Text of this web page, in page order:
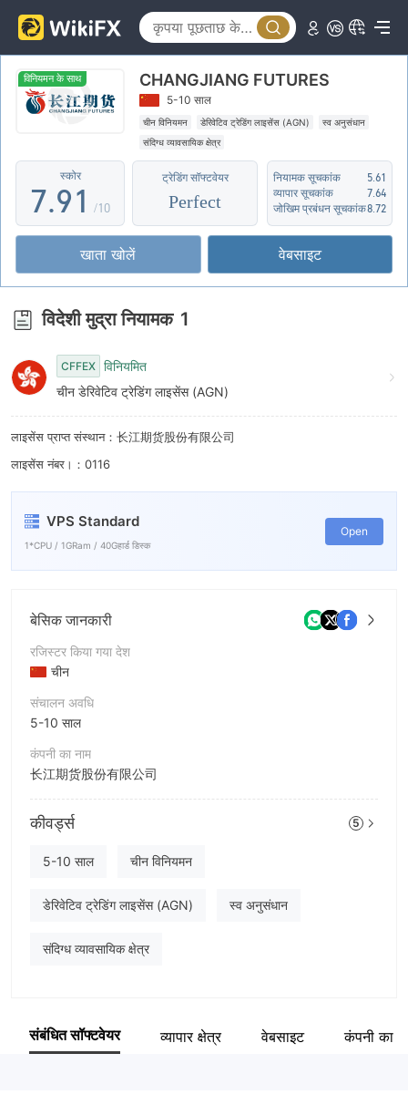
विनियमन के साथ CHANGJIANG FUTURES
5-10 साल
चीन विनियमन डेरिवेटिव ट्रेडिंग लाइसेंस (AGN)
स्व अनुसंधान
संदिग्ध व्यावसायिक क्षेत्र
स्कोर
2
3
4
6
7
8
9
.
4
5
6
8
9
0
1
2
3
4
5
6
7
8
9
/10
ट्रेडिंग सॉफ्टवेयर
Perfect
नियामक सूचकांक
5.61
व्यापार सूचकांक
7.64
जोखिम प्रबंधन सूचकांक8.72
खाता खोलें वेबसाइट
विदेशी मुद्रा नियामक 1
CFFEX विनियमित
चीन डेरिवेटिव ट्रेडिंग लाइसेंस (AGN)
लाइसेंस प्राप्त संस्थान：长江期货股份有限公司
लाइसेंस नंबर।：0116
VPS Standard
1*CPU / 1GRam / 40Gहार्ड डिस्क
Open
बेसिक जानकारी
रजिस्टर किया गया देश
चीन
संचालन अवधि
5-10 साल
कंपनी का नाम
长江期货股份有限公司
संक्षिप्त नाम
CHANGJIANG FUTURES
कंपनी का कर्मचारी
कीवर्ड्स 5
5-10 साल चीन विनियमन
डेरिवेटिव ट्रेडिंग लाइसेंस (AGN) स्व अनुसंधान
संदिग्ध व्यावसायिक क्षेत्र
संबंधित सॉफ्टवेयर व्यापार क्षेत्र वेबसाइट कंपनी का